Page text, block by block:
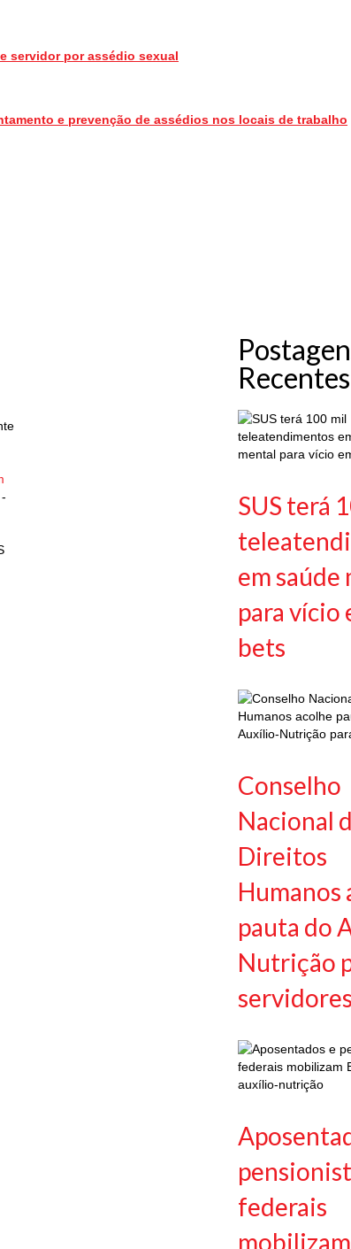
servidor por assédio sexual
e prevenção de assédios nos locais de trabalho
Recentes
SUS terá
em saúde
para vício
bets
Conselho
Nacional
Direitos
Humanos
pauta do
Nutrição
servidores
federais
mobilizam